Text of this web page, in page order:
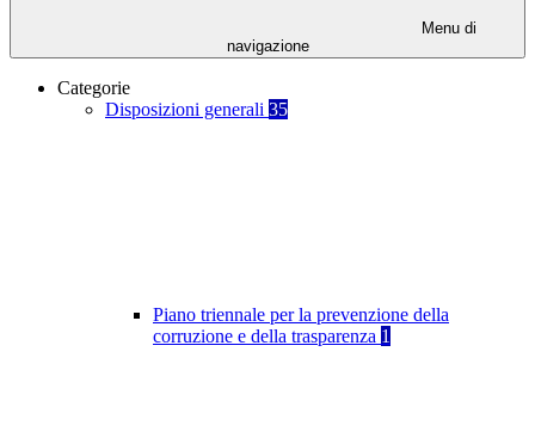
Menu di
navigazione
Categorie
Disposizioni generali 35
Piano triennale per la prevenzione della
corruzione e della trasparenza 1